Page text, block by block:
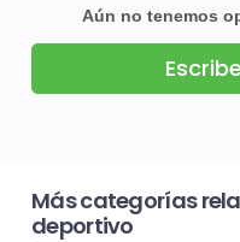
Aún no tenemos
Más categorías
deportivo